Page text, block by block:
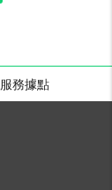
服務據點